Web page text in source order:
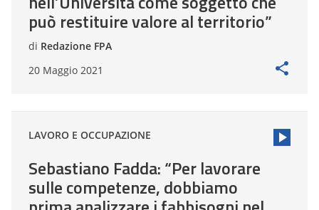
può restituire valore al territorio”
di Redazione FPA
20 Maggio 2021
LAVORO E OCCUPAZIONE
Sebastiano Fadda: “Per lavorare
sulle competenze, dobbiamo